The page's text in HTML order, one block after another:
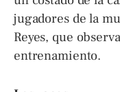
jugadores de la
Reyes, que
entrenamiento.